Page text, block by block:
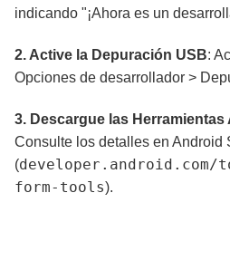
indicando "¡Ahora es un
2. Active la Depuración USB:
Opciones de desarrollador >
3. Descargue las
Consulte los detalles en Android
(
form-tools).